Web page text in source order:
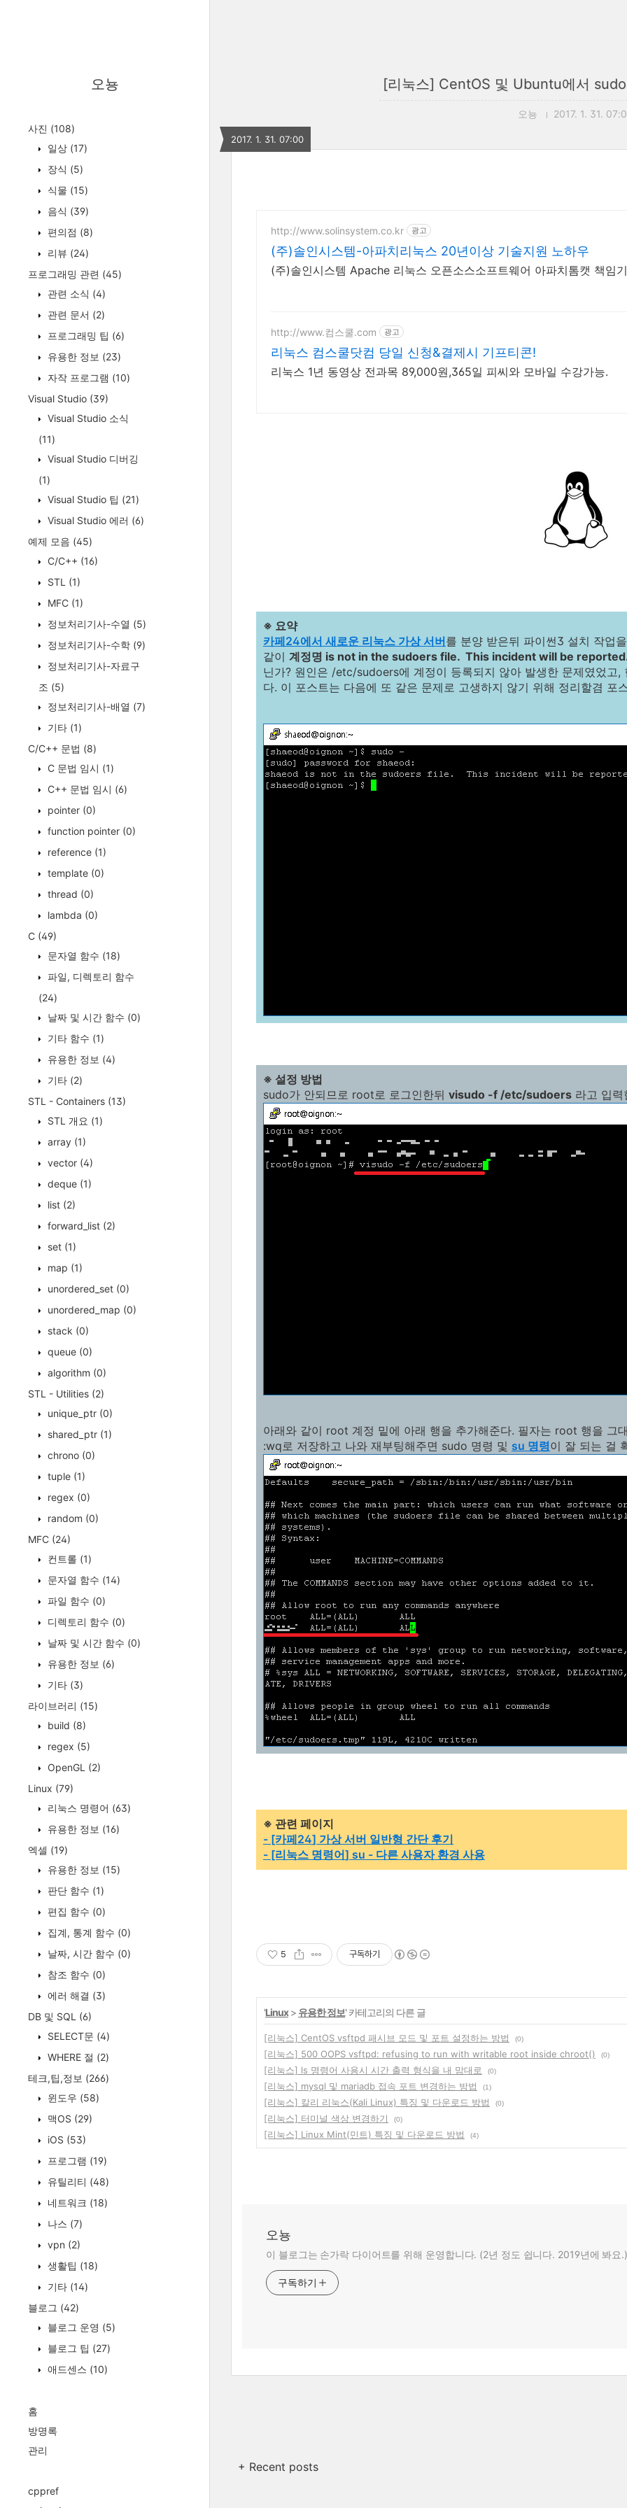
오뇽
사진 (108)
일상 (17)
장식 (5)
식물 (15)
음식 (39)
편의점 (8)
리뷰 (24)
프로그래밍 관련 (45)
관련 소식 (4)
관련 문서 (2)
프로그래밍 팁 (6)
유용한 정보 (23)
자작 프로그램 (10)
Visual Studio (39)
Visual Studio 소식
(11)
Visual Studio 디버깅
(1)
Visual Studio 팁 (21)
Visual Studio 에러 (6)
예제 모음 (45)
C/C++ (16)
STL (1)
MFC (1)
정보처리기사-수열 (5)
정보처리기사-수학 (9)
정보처리기사-자료구
조 (5)
정보처리기사-배열 (7)
기타 (1)
C/C++ 문법 (8)
C 문법 임시 (1)
C++ 문법 임시 (6)
pointer (0)
function pointer (0)
reference (1)
template (0)
thread (0)
lambda (0)
C (49)
문자열 함수 (18)
파일, 디렉토리 함수
(24)
날짜 및 시간 함수 (0)
기타 함수 (1)
유용한 정보 (4)
기타 (2)
STL - Containers (13)
STL 개요 (1)
array (1)
vector (4)
deque (1)
list (2)
forward_list (2)
set (1)
map (1)
unordered_set (0)
unordered_map (0)
stack (0)
queue (0)
algorithm (0)
STL - Utilities (2)
unique_ptr (0)
shared_ptr (1)
chrono (0)
tuple (1)
regex (0)
random (0)
MFC (24)
컨트롤 (1)
문자열 함수 (14)
파일 함수 (0)
디렉토리 함수 (0)
날짜 및 시간 함수 (0)
유용한 정보 (6)
기타 (3)
라이브러리 (15)
build (8)
regex (5)
OpenGL (2)
Linux (79)
리눅스 명령어 (63)
유용한 정보 (16)
엑셀 (19)
유용한 정보 (15)
판단 함수 (1)
편집 함수 (0)
집계, 통계 함수 (0)
날짜, 시간 함수 (0)
참조 함수 (0)
에러 해결 (3)
DB 및 SQL (6)
SELECT문 (4)
WHERE 절 (2)
테크,팁,정보 (266)
윈도우 (58)
맥OS (29)
iOS (53)
프로그램 (19)
유틸리티 (48)
네트워크 (18)
나스 (7)
vpn (2)
생활팁 (18)
기타 (14)
블로그 (42)
블로그 운영 (5)
블로그 팁 (27)
애드센스 (10)
홈
방명록
관리
cppref
[리눅스] CentOS 및 Ubuntu에서
오뇽 2017. 1. 31.
2017. 1. 31. 07:00
http://www.solinsystem.co.kr 광고
(주)솔인시스템-아파치리눅스 20년이상 기술지원 노하우
(주)솔인시스템 Apache 리눅스 오픈소스소프트웨어 아파치톰캣 책임
http://www.컴스쿨.com 광고
리눅스 컴스쿨닷컴 당일 신청&결제시 기프티콘!
리눅스 1년 동영상 전과목 89,000원,365일 피씨와 모바일 수강가능.
※ 요약
카페24에서 새로운 리눅스 가상 서버를 분양 받은뒤 파이썬3 설치 작업
같이 계정명 is not in the sudoers file. This incident will be
닌가? 원인은 /etc/sudoers에 계정이 등록되지 않아 발생한 문제였었고
다. 이 포스트는 다음에 또 같은 문제로 고생하지 않기 위해 정리할겸 포
※ 설정 방법
sudo가 안되므로 root로 로그인한뒤 visudo -f /etc/sudoers 라고 입력
아래와 같이 root 계정 밑에 아래 행을 추가해준다. 필자는 root 행을 그
:wq로 저장하고 나와 재부팅해주면 sudo 명령 및 su 명령이 잘 되는 걸
※ 관련 페이지
- [카페24] 가상 서버 일반형 간단 후기
- [리눅스 명령어] su - 다른 사용자 환경 사용
5 구독하기
'Linux> 유용한 정보' 카테고리의 다른 글
[리눅스] CentOS vsftpd 패시브 모드 및 포트 설정하는 방법 (0)
[리눅스] 500 OOPS vsftpd: refusing to run with writable root inside chroot() (0)
[리눅스] ls 명령어 사용시 시간 출력 형식을 내 맘대로 (0)
[리눅스] mysql 및 mariadb 접속 포트 변경하는 방법 (1)
[리눅스] 칼리 리눅스(Kali Linux) 특징 및 다운로드 방법 (0)
[리눅스] 터미널 색상 변경하기 (0)
[리눅스] Linux Mint(민트) 특징 및 다운로드 방법 (4)
오뇽
이 블로그는 손가락 다이어트를 위해 운영합니다. (2년 정도 쉽니다. 2019년에 봐요.)
구독하기
+ Recent posts